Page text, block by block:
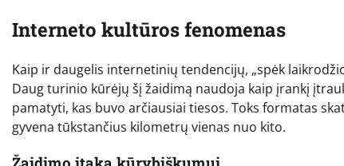
Interneto kultūros fenomenas
Kaip ir daugelis internetinių tendencijų, „spėk
Daug turinio kūrėjų šį žaidimą naudoja kaip įrankį
pamatyti, kas buvo arčiausiai tiesos. Toks formatas
gyvena tūkstančius kilometrų vienas nuo kito.